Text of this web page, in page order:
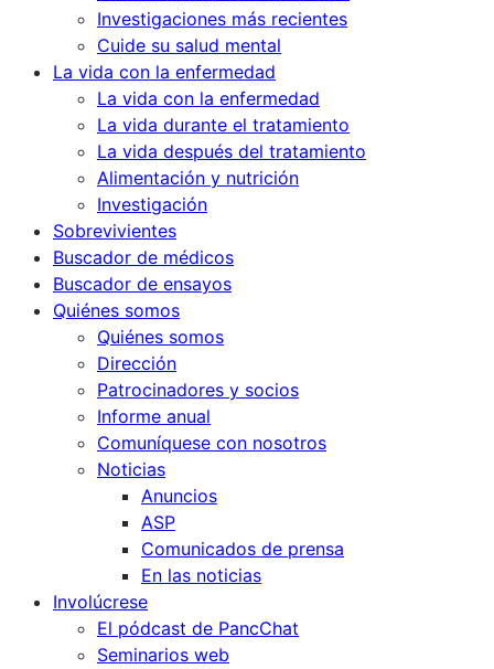
Investigaciones más recientes
Cuide su salud mental
La vida con la enfermedad
La vida con la enfermedad
La vida durante el tratamiento
La vida después del tratamiento
Alimentación y nutrición
Investigación
Sobrevivientes
Buscador de médicos
Buscador de ensayos
Quiénes somos
Quiénes somos
Dirección
Patrocinadores y socios
Informe anual
Comuníquese con nosotros
Noticias
Anuncios
ASP
Comunicados de prensa
En las noticias
Involúcrese
El pódcast de PancChat
Seminarios web